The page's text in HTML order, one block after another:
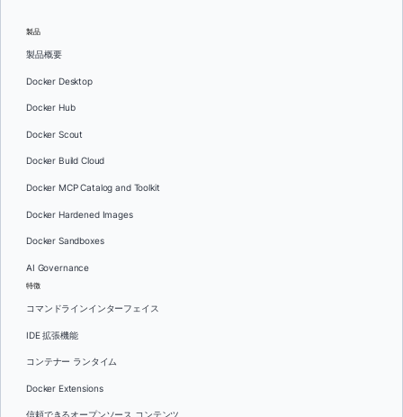
製品
製品概要
Docker Desktop
Docker Hub
Docker Scout
Docker Build Cloud
Docker MCP Catalog and Toolkit
Docker Hardened Images
Docker Sandboxes
AI Governance
特徴
コマンドラインインターフェイス
IDE 拡張機能
コンテナー ランタイム
Docker Extensions